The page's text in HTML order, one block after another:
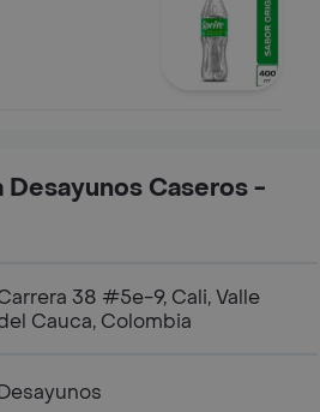
Desayunos Caseros -
38 #5e-9, Cali, Valle
Cauca, Colombia